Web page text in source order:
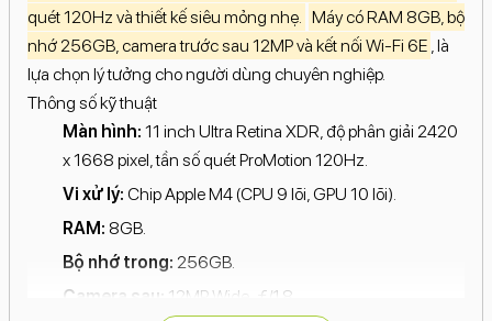
quét 120Hz và thiết kế siêu mỏng nhẹ. Máy có RAM 8GB, bộ
nhớ 256GB, camera trước sau 12MP và kết nối Wi-Fi 6E , là
lựa chọn lý tưởng cho người dùng chuyên nghiệp.
Thông số kỹ thuật
Màn hình: 11 inch Ultra Retina XDR, độ phân giải 2420
x 1668 pixel, tần số quét ProMotion 120Hz.
Vi xử lý: Chip Apple M4 (CPU 9 lõi, GPU 10 lõi).
RAM: 8GB.
Bộ nhớ trong: 256GB.
Camera sau: 12MP Wide, ƒ/1.8.